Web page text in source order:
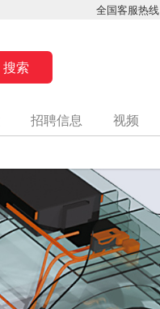
全国客服热线
招聘信息 视频